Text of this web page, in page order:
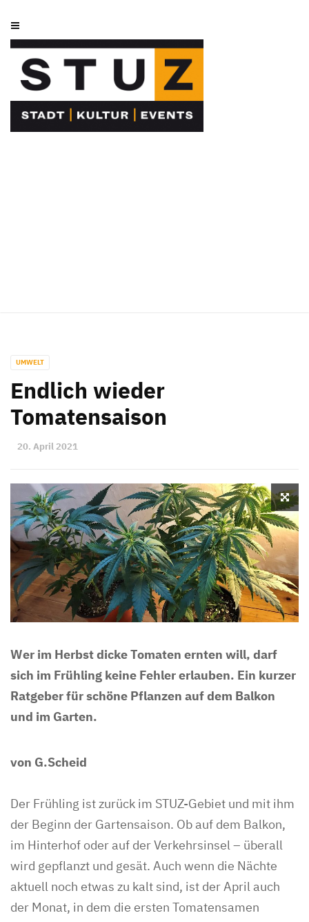
UMWELT
Endlich wieder
Tomatensaison
20. April 2021
Wer im Herbst dicke Tomaten ernten will, darf
sich im Frühling keine Fehler erlauben. Ein kurzer
Ratgeber für schöne Pflanzen auf dem Balkon
und im Garten.
von G.Scheid
Der Frühling ist zurück im STUZ-Gebiet und mit ihm
der Beginn der Gartensaison. Ob auf dem Balkon,
im Hinterhof oder auf der Verkehrsinsel – überall
wird gepflanzt und gesät. Auch wenn die Nächte
aktuell noch etwas zu kalt sind, ist der April auch
der Monat, in dem die ersten Tomatensamen